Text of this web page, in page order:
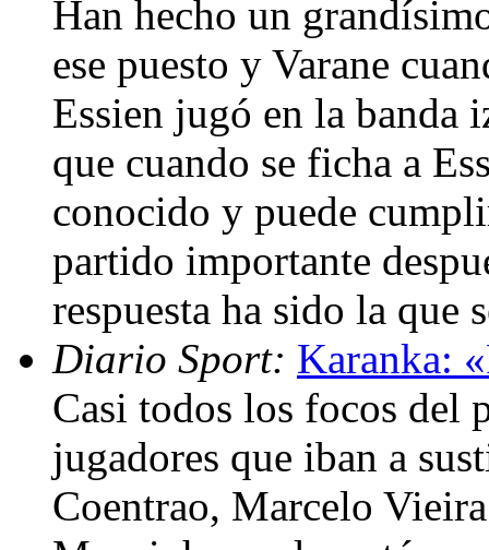
Han hecho un
ese puesto y Varane
Essien jugó en la banda
que cuando se ficha a
conocido y puede
partido importante
respuesta ha sido la que
Diario Sport: Karanka:
Casi todos los focos del
jugadores que iban a
Coentrao, Marcelo